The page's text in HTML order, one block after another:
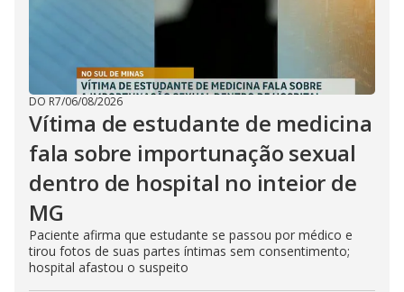
DO R7/06/08/2026
Vítima de estudante de medicina
fala sobre importunação sexual
dentro de hospital no inteior de
MG
Paciente afirma que estudante se passou por médico e
tirou fotos de suas partes íntimas sem consentimento;
hospital afastou o suspeito